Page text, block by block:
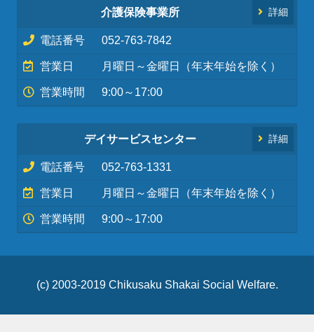
介護保険事業所 詳細
電話番号 052-763-7842
営業日 月曜日～金曜日（年末年始を除く）
営業時間 9:00～17:00
デイサービスセンター 詳細
電話番号 052-763-1331
営業日 月曜日～金曜日（年末年始を除く）
営業時間 9:00～17:00
(c) 2003-2019 Chikusaku Shakai Social Welfare.